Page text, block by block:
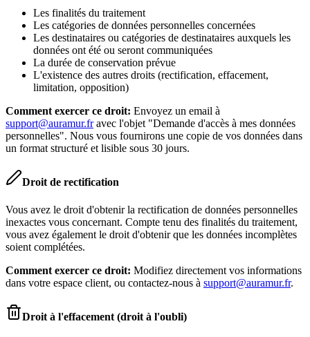
Les finalités du traitement
Les catégories de données personnelles concernées
Les destinataires ou catégories de destinataires auxquels les
données ont été ou seront communiquées
La durée de conservation prévue
L'existence des autres droits (rectification, effacement,
limitation, opposition)
Comment exercer ce droit: Envoyez un email à
support@auramur.fravec l'objet "Demande d'accès à mes données
personnelles". Nous vous fournirons une copie de vos données dans
un format structuré et lisible sous 30 jours.
Droit de rectification
Vous avez le droit d'obtenir la rectification de données personnelles
inexactes vous concernant. Compte tenu des finalités du traitement,
vous avez également le droit d'obtenir que les données incomplètes
soient complétées.
Comment exercer ce droit: Modifiez directement vos informations
dans votre espace client, ou contactez-nous à support@auramur.fr.
Droit à l'effacement (droit à l'oubli)